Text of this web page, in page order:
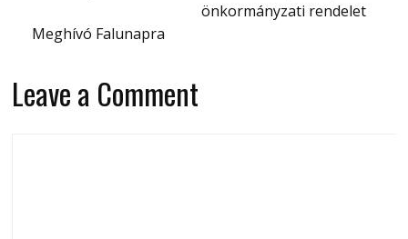
önkormányzati rendelet
Meghívó Falunapra
Leave a Comment